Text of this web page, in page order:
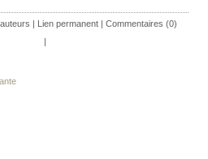
| Lien permanent | Commentaires (0)
|